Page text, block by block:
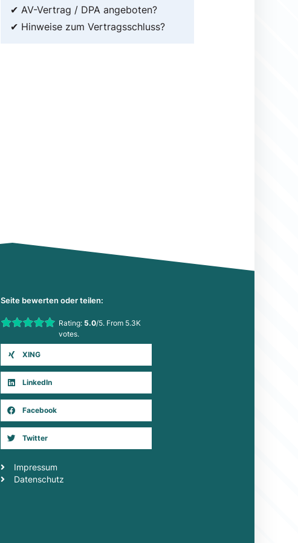
✔ AV-Vertrag / DPA angeboten?
✔ Hinweise zum Vertragsschluss?
Seite bewerten oder teilen:
Rate this item:
Submit Rating
Rating: 5.0/5. From 5.3K
votes.
XING
LinkedIn
Facebook
Twitter
Impressum
Datenschutz